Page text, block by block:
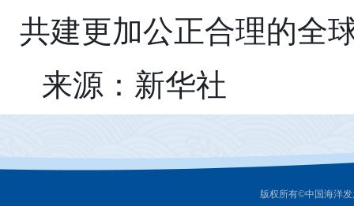
共建更加公正合理的全
来源：新华社
版权所有©中国海洋发